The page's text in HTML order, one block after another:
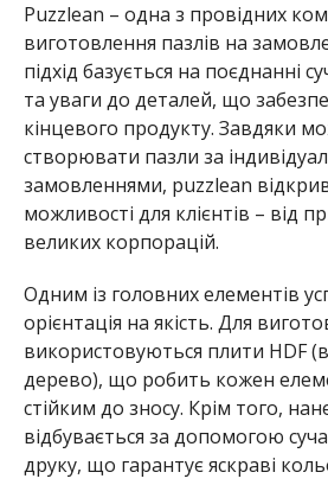
Puzzlean – одна з провідних
виготовлення пазлів на
підхід базується на поєднанні
та уваги до деталей, що
кінцевого продукту. Завдяки
створювати пазли за
замовленнями, puzzlean
можливості для клієнтів – від
великих корпорацій.
Одним із головних елементів
орієнтація на якість. Для
використовуються плити HDF
дерево), що робить кожен
стійким до зносу. Крім того,
відбувається за допомогою
друку, що гарантує яскраві